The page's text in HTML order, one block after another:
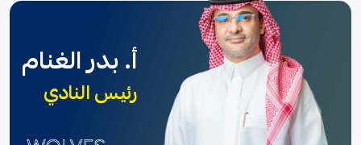
أ. بدر الغنام
رئيس النادي